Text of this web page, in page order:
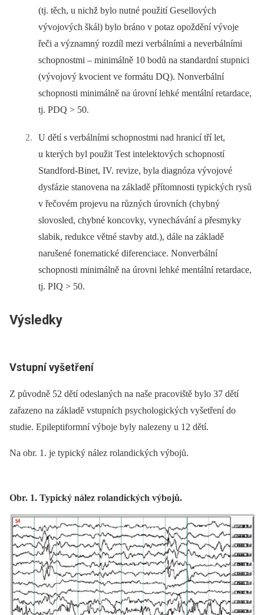
(tj. těch, u nichž bylo nutné použití Gesellových
vývojových škál) bylo bráno v potaz opoždění vývoje
řeči a významný rozdíl mezi verbálními a neverbálními
schopnostmi –⁠ minimálně 10 bodů na standardní stupnici
(vývojový kvocient ve formátu DQ). Nonverbální
schopnosti minimálně na úrovní lehké mentální retardace,
tj. PDQ > 50.
U dětí s verbálními schopnostmi nad hranicí tří let,
u kterých byl použit Test intelektových schopností
Standford-Binet, IV. revize, byla diagnóza vývojové
dysfázie stanovena na základě přítomnosti typických rysů
v řečovém projevu na různých úrovních (chybný
slovosled, chybné koncovky, vynechávání a přesmyky
slabik, redukce větné stavby atd.), dále na základě
narušené fonematické diferenciace. Nonverbální
schopnosti minimálně na úrovni lehké mentální retardace,
tj. PIQ > 50.
Výsledky
Vstupní vyšetření
Z původně 52 dětí odeslaných na naše pracoviště bylo 37 dětí
zařazeno na základě vstupních psychologických vyšetření do
studie. Epileptiformní výboje byly nalezeny u 12 dětí.
Na obr. 1. je typický nález rolandických výbojů.
Obr. 1. Typický nález rolandických výbojů.